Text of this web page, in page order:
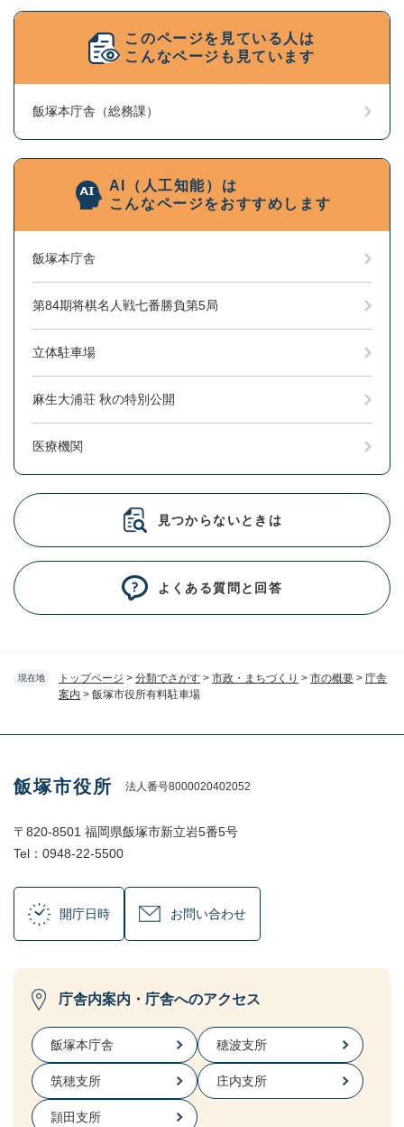
現在地 トップページ > 分類でさがす > 市政・まちづくり > 市の概要 > 庁舎
案内 > 飯塚市役所有料駐車場
このページを見ている人は
こんなページも見ています
飯塚本庁舎（総務課）
AI（人工知能）は
こんなページをおすすめします
飯塚本庁舎
第84期将棋名人戦七番勝負第5局
立体駐車場
麻生大浦荘 秋の特別公開
医療機関
見つからないときは
よくある質問と回答
飯塚市役所 法人番号8000020402052
〒820-8501 福岡県飯塚市新立岩5番5号
Tel：0948-22-5500
開庁日時 お問い合わせ
庁舎内案内・庁舎へのアクセス
飯塚本庁舎 穂波支所
筑穂支所 庄内支所
頴田支所